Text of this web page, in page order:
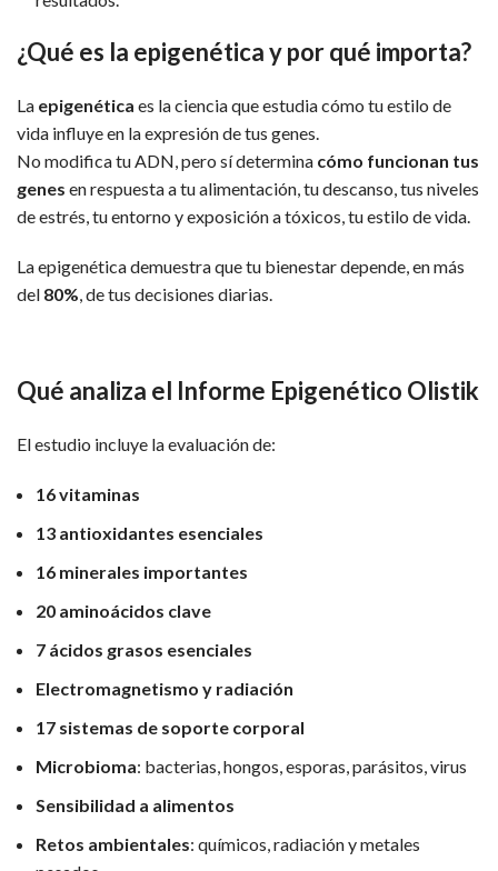
¿Qué es la epigenética y por qué importa?
La epigenética es la ciencia que estudia cómo tu estilo de
vida influye en la expresión de tus genes.
No modifica tu ADN, pero sí determina cómo funcionan tus
genes en respuesta a tu alimentación, tu descanso, tus niveles
de estrés, tu entorno y exposición a tóxicos, tu estilo de vida.
La epigenética demuestra que tu bienestar depende, en más
del 80%, de tus decisiones diarias.
Qué analiza el Informe Epigenético Olistik
El estudio incluye la evaluación de:
16 vitaminas
13 antioxidantes esenciales
16 minerales importantes
20 aminoácidos clave
7 ácidos grasos esenciales
Electromagnetismo y radiación
17 sistemas de soporte corporal
Microbioma: bacterias, hongos, esporas, parásitos, virus
Sensibilidad a alimentos
Retos ambientales: químicos, radiación y metales